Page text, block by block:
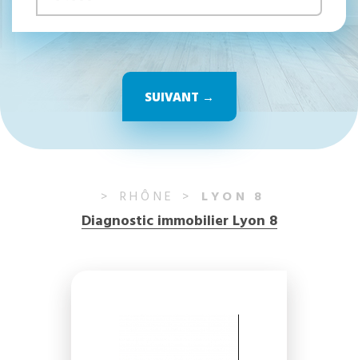
SUIVANT →
RHÔNE LYON 8
Diagnostic immobilier Lyon 8